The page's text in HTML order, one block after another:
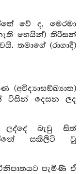
වේ ද, මෙරමා
හෙයින්) තිරිසන්
තමාගේ (රාගාදී)
(අවිද්‍යාසඞ්ඛ්‍යාත)
විසින් දෙසන ලද
ලද්දේ බැවු සිත්
සකිලිටි වූ
පැමිණි ඒ